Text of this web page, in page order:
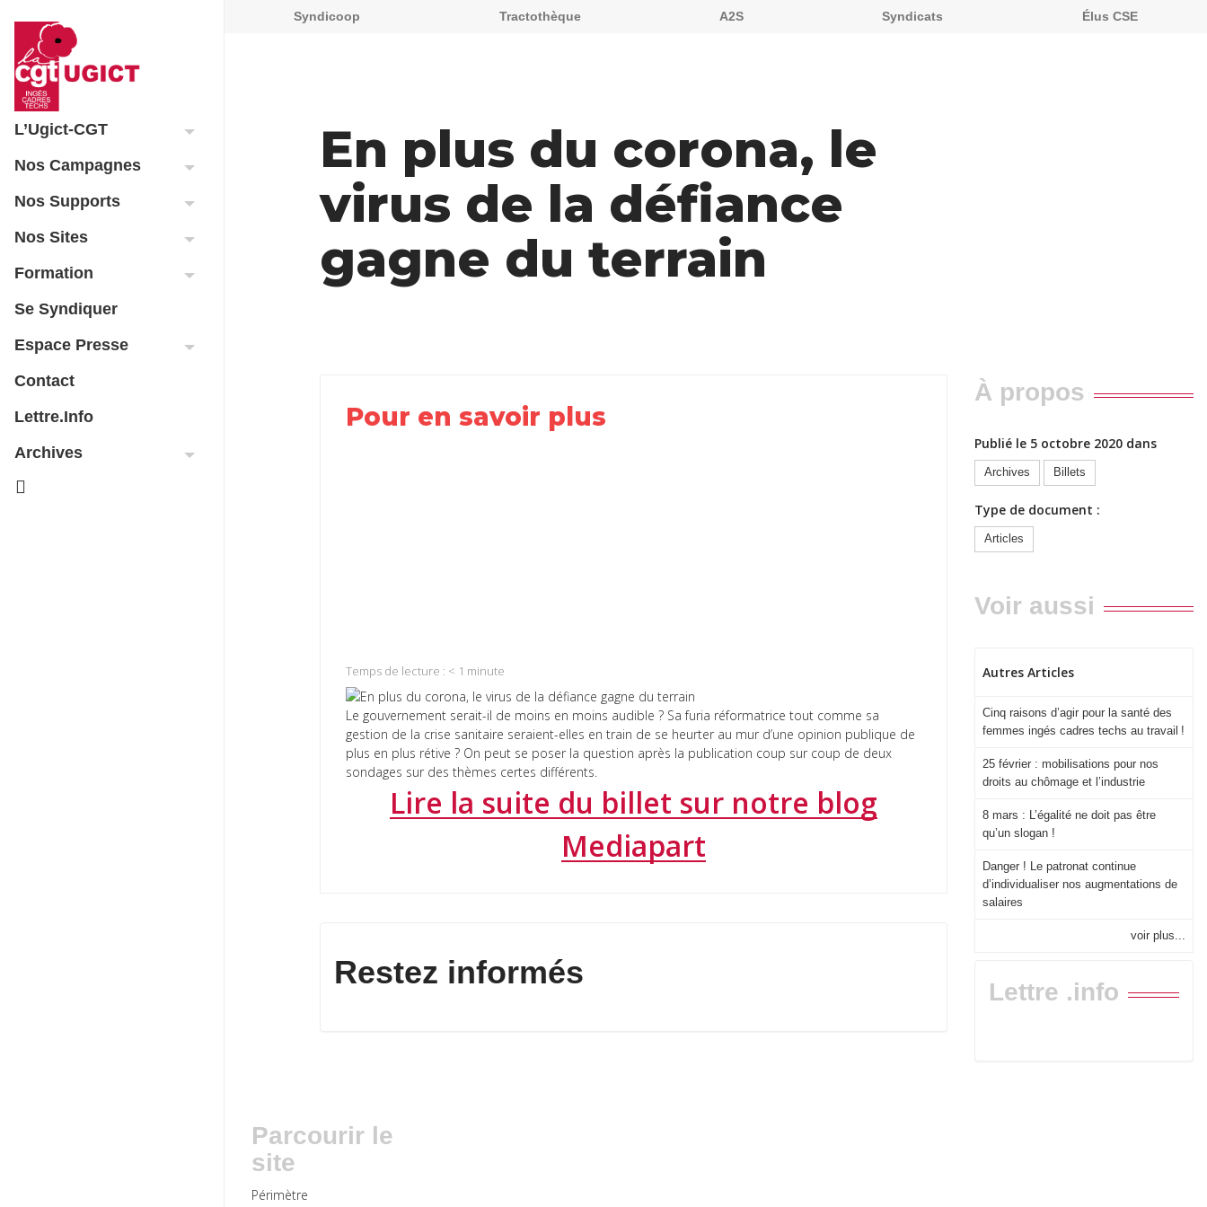
L’Ugict-CGT
Nos Campagnes
Nos Supports
Nos Sites
Formation
Se Syndiquer
Espace Presse
Contact
Lettre.info
Archives
Syndicoop Tractothèque A2S Syndicats Élus CSE
En plus du corona, le
virus de la défiance
gagne du terrain
Pour en savoir plus
Email
Temps de lecture : < 1 minute
Le gouvernement serait-il de moins en moins audible ? Sa furia réformatrice tout comme sa
gestion de la crise sanitaire seraient-elles en train de se heurter au mur d’une opinion publique de
plus en plus rétive ? On peut se poser la question après la publication coup sur coup de deux
sondages sur des thèmes certes différents.
Lire la suite du billet sur notre blog
Mediapart
Restez informés
À propos
Publié le 5 octobre 2020 dans
Archives Billets
Type de document :
Articles
Voir aussi
Autres Articles
Cinq raisons d’agir pour la santé des
femmes ingés cadres techs au travail !
25 février : mobilisations pour nos
droits au chômage et l’industrie
8 mars : L’égalité ne doit pas être
qu’un slogan !
Danger ! Le patronat continue
d’individualiser nos augmentations de
salaires
voir plus...
Lettre .info
Parcourir le
site
Périmètre